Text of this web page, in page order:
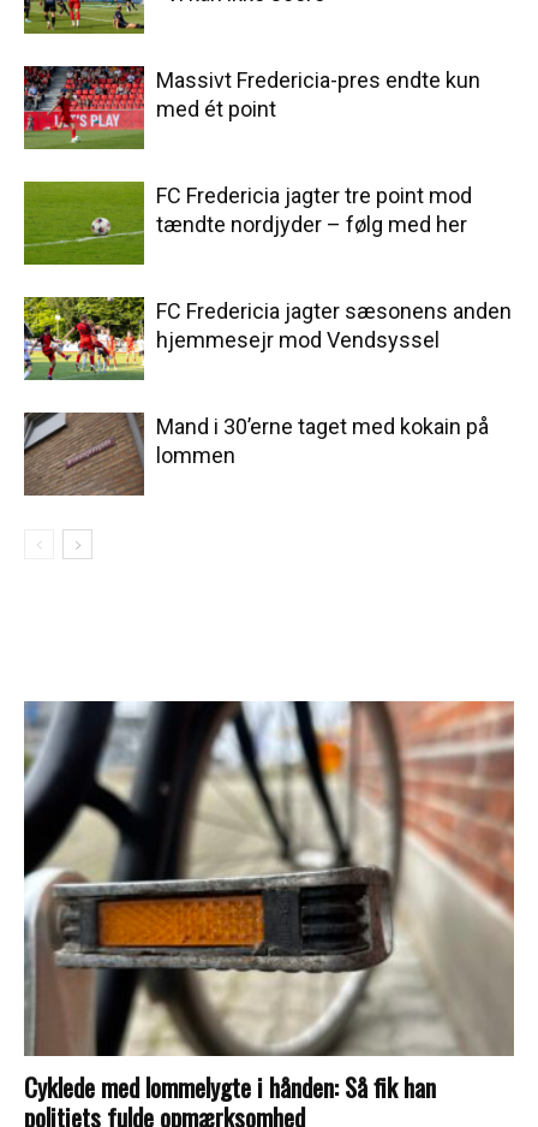
Massivt Fredericia-pres endte kun
med ét point
FC Fredericia jagter tre point mod
tændte nordjyder – følg med her
FC Fredericia jagter sæsonens anden
hjemmesejr mod Vendsyssel
Mand i 30’erne taget med kokain på
lommen
Cyklede med lommelygte i hånden: Så fik han
politiets fulde opmærksomhed